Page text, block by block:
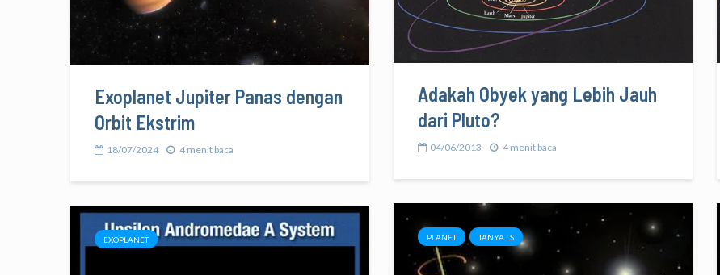
Exoplanet Jupiter Panas dengan
Orbit Ekstrim
18/07/2024 4 menit baca
Adakah Obyek yang Lebih Jauh
dari Pluto?
04/06/2013 4 menit baca
PLANET TANYA LS
EXOPLANET